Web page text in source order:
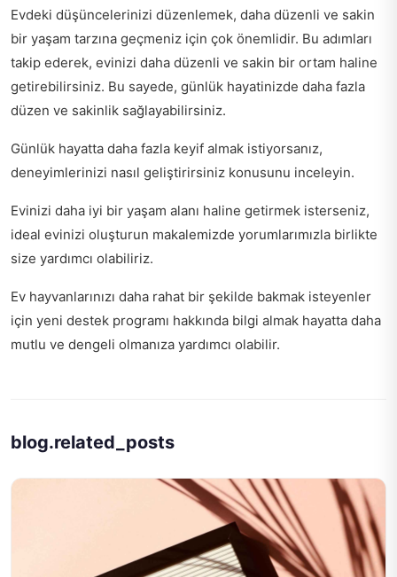
Evdeki düşüncelerinizi düzenlemek, daha düzenli ve sakin
bir yaşam tarzına geçmeniz için çok önemlidir. Bu adımları
takip ederek, evinizi daha düzenli ve sakin bir ortam haline
getirebilirsiniz. Bu sayede, günlük hayatinizde daha fazla
düzen ve sakinlik sağlayabilirsiniz.
Günlük hayatta daha fazla keyif almak istiyorsanız,
deneyimlerinizi nasıl geliştirirsiniz konusunu inceleyin.
Evinizi daha iyi bir yaşam alanı haline getirmek isterseniz,
ideal evinizi oluşturun makalemizde yorumlarımızla birlikte
size yardımcı olabiliriz.
Ev hayvanlarınızı daha rahat bir şekilde bakmak isteyenler
için yeni destek programı hakkında bilgi almak hayatta daha
mutlu ve dengeli olmanıza yardımcı olabilir.
blog.related_posts